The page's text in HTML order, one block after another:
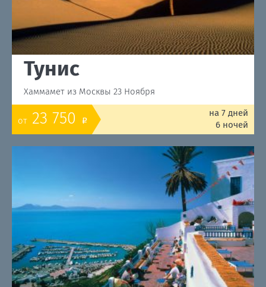
Тунис
Хаммамет из Москвы 23 Ноября
от 23 750 o
на 7 дней
6 ночей